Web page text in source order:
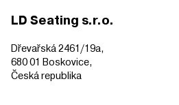
LD Seating s.r.o.
Dřevařská 2461/19a,
680 01 Boskovice,
Česká republika